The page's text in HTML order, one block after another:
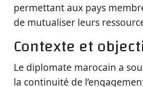
permettant aux pays
de mutualiser leurs
Contexte et
Le diplomate marocain a
la continuité de